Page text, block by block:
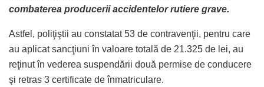
combaterea producerii accidentelor rutiere grave.
Astfel, poliţiştii au constatat 53 de contravenţii, pentru care
au aplicat sancţiuni în valoare totală de 21.325 de lei, au
reţinut în vederea suspendării două permise de conducere
şi retras 3 certificate de înmatriculare.